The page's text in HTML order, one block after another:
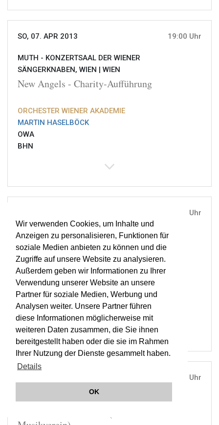
Wir verwenden Cookies, um Inhalte und
Anzeigen zu personalisieren, Funktionen für
soziale Medien anbieten zu können und die
Zugriffe auf unsere Website zu analysieren.
Außerdem geben wir Informationen zu Ihrer
Verwendung unserer Website an unsere
Partner für soziale Medien, Werbung und
Analysen weiter. Unsere Partner führen
diese Informationen möglicherweise mit
weiteren Daten zusammen, die Sie ihnen
bereitgestellt haben oder die sie im Rahmen
Ihrer Nutzung der Dienste gesammelt haben.
Details
OK
SO, 07. APR 2013 19:00 Uhr
MUTH - KONZERTSAAL DER WIENER
SÄNGERKNABEN, WIEN | WIEN
New Angels - Charity-Aufführung
ORCHESTER WIENER AKADEMIE
MARTIN HASELBÖCK
OWA
BHN
19:30 Uhr
MUSIKVEREIN, WIEN |WIEN
Mozart in Prag (4. Konzert im Zyklus
Musikverein)
ORCHESTER WIENER AKADEMIE
MARTIN HASELBÖCK
OWA
19:30 Uhr